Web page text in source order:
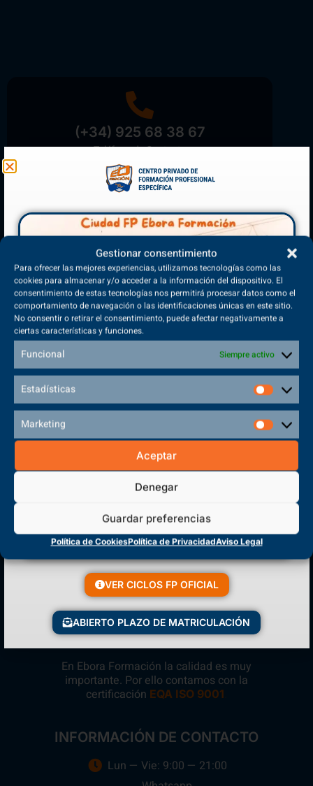
Gestionar consentimiento
Para ofrecer las mejores experiencias, utilizamos tecnologías como las
cookies para almacenar y/o acceder a la información del dispositivo. El
consentimiento de estas tecnologías nos permitirá procesar datos como el
comportamiento de navegación o las identificaciones únicas en este sitio.
No consentir o retirar el consentimiento, puede afectar negativamente a
ciertas características y funciones.
Funcional Siempre activo
Estadísticas
Marketing
Aceptar
Denegar
Guardar preferencias
Política de CookiesPolítica de PrivacidadAviso Legal
(+34) 925 68 38 67
Teléfono de Contacto
Matriculación Abierta
¡Reserva tu plaza ahora!
Polígono Sector VI, 45683, Cazalegas - Toledo
CENTRO DE FORMACIÓN
PROFESIONAL
En Ebora Formación la calidad es muy
importante. Por ello contamos con la
certificación EQA ISO 9001
INFORMACIÓN DE CONTACTO
Lun — Vie: 9:00 — 21:00
VER CICLOS FP OFICIAL
ABIERTO PLAZO DE MATRICULACIÓN